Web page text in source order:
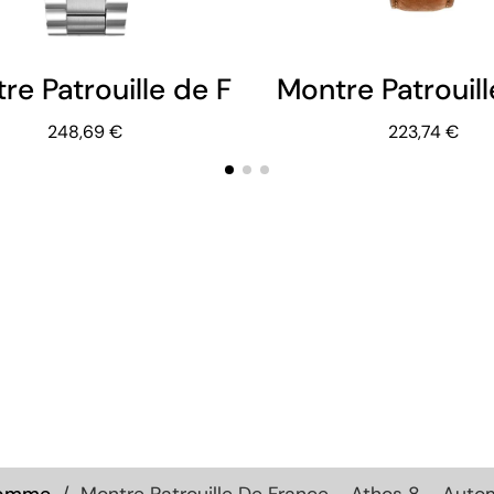
Patrouille de France - Athos 8 -
248,69 €
Montre
223,74 €